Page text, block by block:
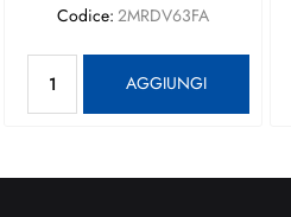
Codice: 2MRDV63FA
AGGIUNGI